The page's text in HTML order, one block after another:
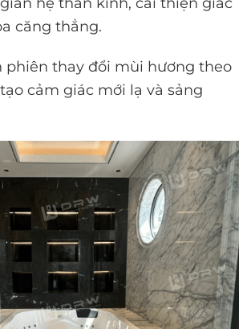
căng thẳng.
phiên thay đổi mùi hương theo
cảm giác mới lạ và sảng